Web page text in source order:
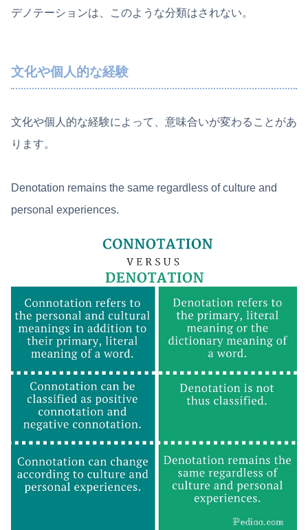
デノテーションは、このような分類はされない。
文化や個人的な経験
文化や個人的な経験によって、意味合いが変わることがあ
ります。
Denotation remains the same regardless of culture and
personal experiences.